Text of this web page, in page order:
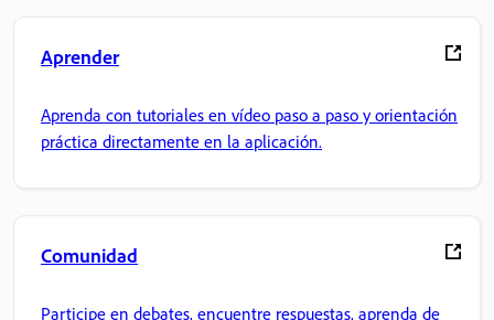
Aprender
Aprenda con tutoriales en vídeo paso a paso y orientación
práctica directamente en la aplicación.
Comunidad
Participe en debates, encuentre respuestas, aprenda de